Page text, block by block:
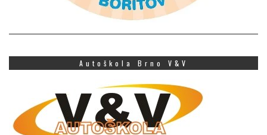
Autoškola Brno V&V